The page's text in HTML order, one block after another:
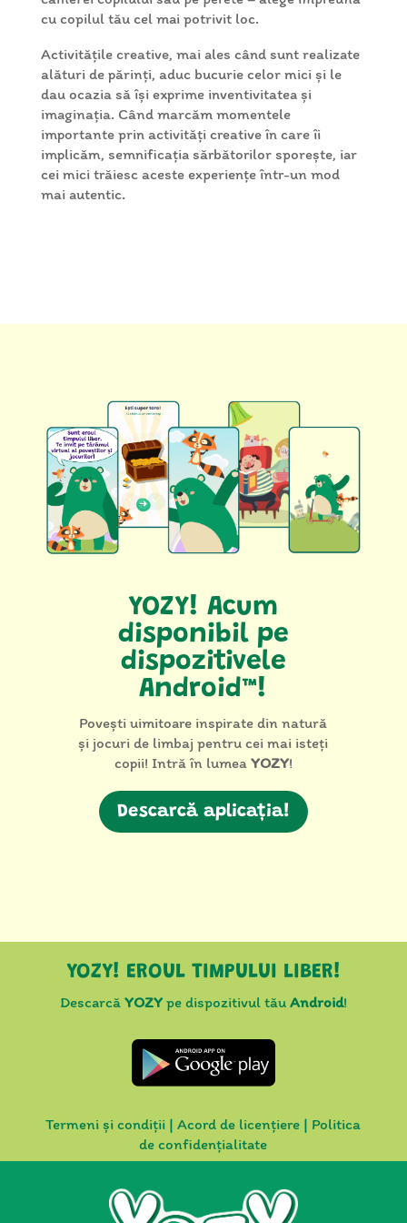
cu copilul tău cel mai potrivit loc.
Activitățile creative, mai ales când sunt realizate
alături de părinți, aduc bucurie celor mici și le
dau ocazia să își exprime inventivitatea și
imaginația. Când marcăm momentele
importante prin activități creative în care îi
implicăm, semnificația sărbătorilor sporește, iar
cei mici trăiesc aceste experiențe într-un mod
mai autentic.
YOZY! Acum
disponibil pe
dispozitivele
Android™!
Povești uimitoare inspirate din natură
și jocuri de limbaj pentru cei mai isteți
copii! Intră în lumea YOZY!
Descarcă aplicația!
YOZY! EROUL TIMPULUI LIBER!
Descarcă YOZYpe dispozitivul tău Android!
Termeni și condiții |Acord de licențiere | Politica
de confidențialitate